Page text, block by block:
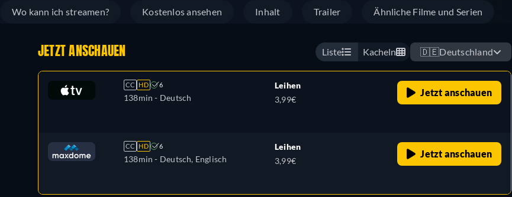
Wo kann ich streamen? Kostenlos ansehen Inhalt Trailer Ähnliche Filme und Serien
JETZT ANSCHAUEN Liste Kacheln 🇩🇪Deutschland
CC HD 6
138min - Deutsch
Leihen
3,99€
Jetzt anschauen
CC HD 6
138min - Deutsch, Englisch
Leihen
3,99€
Jetzt anschauen